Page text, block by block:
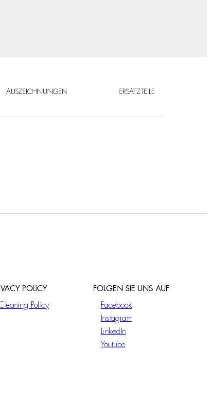
AUSZEICHNUNGEN ERSATZTEILE
POLICY
Policy
FOLGEN SIE UNS AUF
Facebook
Instagram
LinkedIn
Youtube